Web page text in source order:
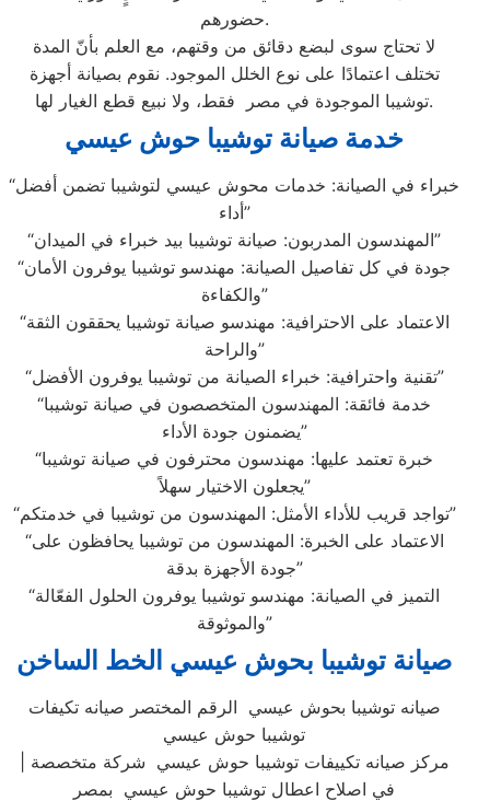
حضورهم.
لا تحتاج سوى لبضع دقائق من وقتهم، مع العلم بأنّ المدة
تختلف اعتمادًا على نوع الخلل الموجود. نقوم بصيانة أجهزة
توشيبا الموجودة في مصر فقط، ولا نبيع قطع الغيار لها.
خدمة صيانة توشيبا حوش عيسي
“خبراء في الصيانة: خدمات محوش عيسي لتوشيبا تضمن أفضل
أداء”
“المهندسون المدربون: صيانة توشيبا بيد خبراء في الميدان”
“جودة في كل تفاصيل الصيانة: مهندسو توشيبا يوفرون الأمان
والكفاءة”
“الاعتماد على الاحترافية: مهندسو صيانة توشيبا يحققون الثقة
والراحة”
“تقنية واحترافية: خبراء الصيانة من توشيبا يوفرون الأفضل”
“خدمة فائقة: المهندسون المتخصصون في صيانة توشيبا
يضمنون جودة الأداء”
“خبرة تعتمد عليها: مهندسون محترفون في صيانة توشيبا
يجعلون الاختيار سهلاً”
“تواجد قريب للأداء الأمثل: المهندسون من توشيبا في خدمتكم”
“الاعتماد على الخبرة: المهندسون من توشيبا يحافظون على
جودة الأجهزة بدقة”
“التميز في الصيانة: مهندسو توشيبا يوفرون الحلول الفعّالة
والموثوقة”
صيانة توشيبا بحوش عيسي الخط الساخن
صيانه توشيبا بحوش عيسي الرقم المختصر صيانه تكيفات
توشيبا حوش عيسي
في اصلاح اعطال توشيبا حوش عيسي بمصر